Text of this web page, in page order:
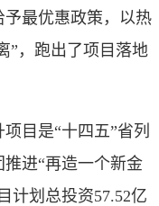
最优惠政策，以热
”，跑出了项目落地
目是“十四五”省列
进“再造一个新金
计划总投资57.52亿